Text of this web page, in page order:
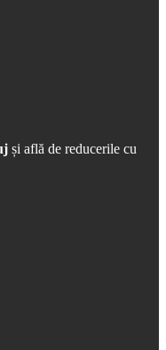
și află de reducerile cu